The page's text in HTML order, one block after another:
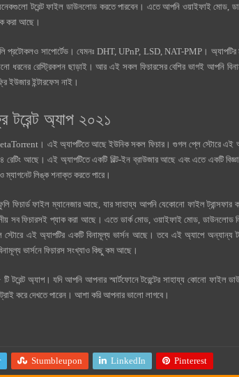
টরেন্ট ফাইল ডাউনলোড করতে পারবেন। এতে আপনি ওয়াইফাই মোড, ডার্ক
করা আছে।
প্রটোকলও সাপোর্টেড। যেমনঃ DHT, UPnP, LSD, NAT-PMP।
ধরনের রেস্ট্রিকশন ছাড়াই। আর এই সকল ফিচারসের বেশির ভাগই আপনি
ইউজার ইন্টারফেস নাই।
অ্যাপ ২০২১
ZetaTorrent। এই অ্যাপটিতে আছে ইউনিক সকল ফিচার। গুগল প্লে স্টোরে এই
রেটিং আছে। এই অ্যাপটিতে একটি বিল্ট-ইন ব্রাউজার আছে এবং এতে একটি
ম্যাগনেট লিঙ্ক শনাক্ত করতে পারে।
ফিচার্ড ফাইল ম্যানেজার আছে, যার সাহায্য আপনি যেকোনো ফাইল
সব ফিচারসই প্যাক করা আছে। এতে ডার্ক মোড, ওয়াইফাই মোড, ডাউনলোড
এই অ্যাপটির একটি বিনামূল্য ভার্সন আছে। তবে এই অ্যাপে অন্যান্য
ভার্সনে ফিচারস সংখ্যাও কিছু কম আছে।
টরেন্ট অ্যাপ। যদি আপনি আপনার স্মার্টফোনে টরেন্টের সাহায্য কোনো ফাইল
করে দেখতে পারেন। আশা করি আপনার ভালো লাগবে।
Stumbleupon LinkedIn Pinterest